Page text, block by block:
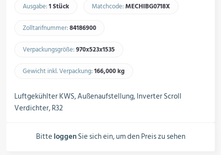
Schalter, Steuerungen &
Schaltschränke
Rohrleitungskomponenten
Ausgabe:1 Stück Matchcode:MECHIBG0718X​
Zolltarifnummer:84186900​
Verpackungsgröße:970x523x1535​
Gewicht inkl. Verpackung:166,000 kg​
Luftgekühlter KWS, Außenaufstellung, Inverter Scroll
Verdichter, R32
Bitte loggenSie sich ein, um den Preis zu sehen